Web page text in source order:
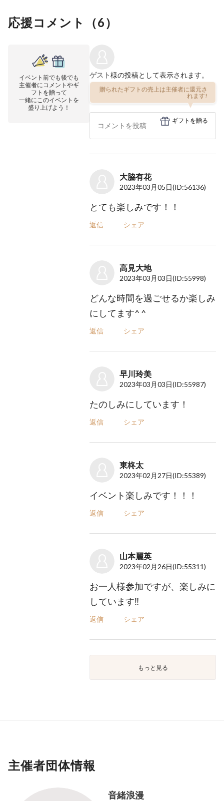
応援コメント（6）
イベント前でも後でも
主催者にコメントやギ
フトを贈って
一緒にこのイベントを
盛り上げよう！
ゲスト様の投稿として表示されます。
贈られたギフトの売上は主催者に還元さ
れます!
ギフトを贈る
大脇有花
2023年03月05日(ID:56136)
とても楽しみです！！
返信 シェア
高見大地
2023年03月03日(ID:55998)
どんな時間を過ごせるか楽しみ
にしてます^ ^
返信 シェア
早川玲美
2023年03月03日(ID:55987)
たのしみにしています！
返信 シェア
東柊太
2023年02月27日(ID:55389)
イベント楽しみです！！！
返信 シェア
山本麗英
2023年02月26日(ID:55311)
お一人様参加ですが、楽しみに
しています‼️
返信 シェア
もっと見る
主催者団体情報
音緒浪漫